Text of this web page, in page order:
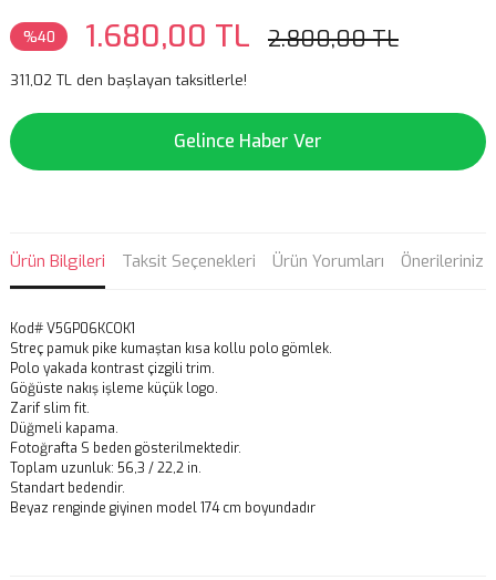
%40 1.680,00 TL 2.800,00 TL
311,02 TL den başlayan taksitlerle!
Gelince Haber Ver
Ürün Bilgileri Taksit Seçenekleri Ürün Yorumları Önerileriniz
Kod# V5GP06KCOK1
Streç pamuk pike kumaştan kısa kollu polo gömlek.
Polo yakada kontrast çizgili trim.
Göğüste nakış işleme küçük logo.
Zarif slim fit.
Düğmeli kapama.
Fotoğrafta S beden gösterilmektedir.
Toplam uzunluk: 56,3 / 22,2 in.
Standart bedendir.
Beyaz renginde giyinen model 174 cm boyundadır